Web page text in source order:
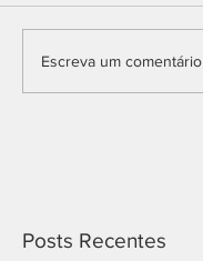
Escreva um comentário
Posts Recentes